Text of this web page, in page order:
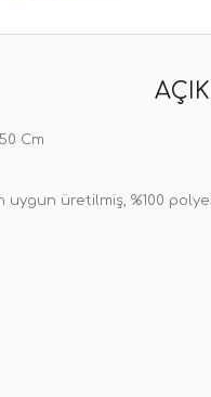
Cm
üretilmiş, %100